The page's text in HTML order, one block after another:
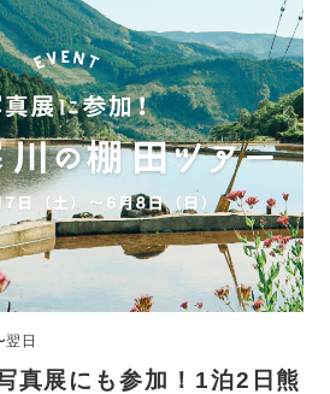
日
真展にも参加！1泊2日熊